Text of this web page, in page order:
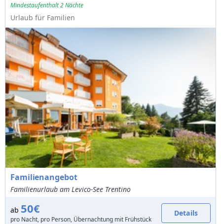
Mindestaufenthalt 2 Nächte
Urlaub für Familien
Familienangebot
Familienurlaub am Levico-See Trentino
ab 50€
pro Nacht, pro Person, Übernachtung mit Frühstück
Details